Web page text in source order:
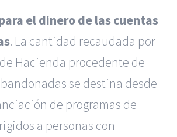
el dinero de las cuentas
. La cantidad recaudada por
Hacienda procedente de
se destina desde
de programas de
a personas con